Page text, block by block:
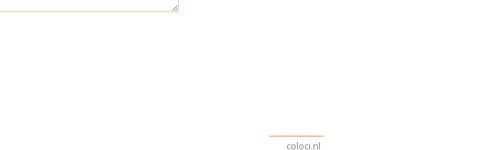
coloci.nl